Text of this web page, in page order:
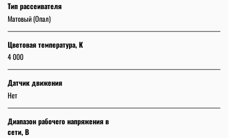
Тип рассеивателя
Матовый (Опал)
Цветовая температура, К
4 000
Датчик движения
Нет
Диапазон рабочего напряжения в
сети, В